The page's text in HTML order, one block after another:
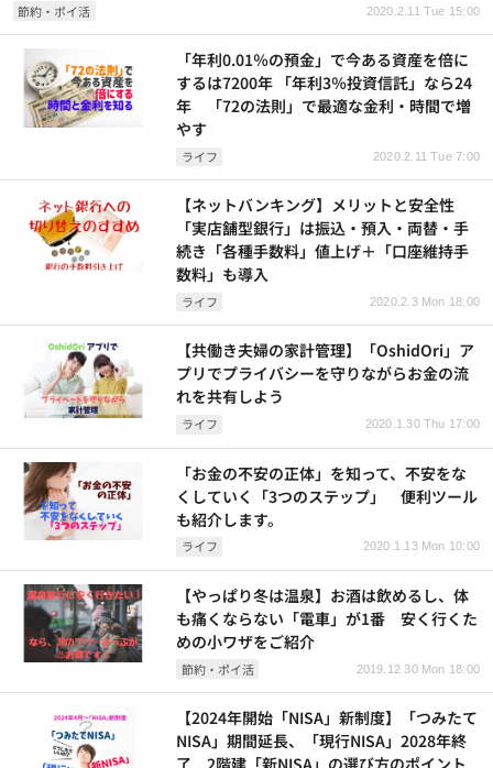
節約・ポイ活 2020.2.11 Tue 15:00
ライフ 2020.2.11 Tue 7:00
「年利0.01％の預金」で今ある資産を倍に
するは7200年 「年利3％投資信託」なら24
年 「72の法則」で最適な金利・時間で増
やす
ライフ 2020.2.3 Mon 18:00
【ネットバンキング】メリットと安全性
「実店舗型銀行」は振込・預入・両替・手
続き「各種手数料」値上げ＋「口座維持手
数料」も導入
ライフ 2020.1.30 Thu 17:00
【共働き夫婦の家計管理】「OshidOri」ア
プリでプライバシーを守りながらお金の流
れを共有しよう
ライフ 2020.1.13 Mon 10:00
「お金の不安の正体」を知って、不安をな
くしていく「3つのステップ」 便利ツール
も紹介します。
節約・ポイ活 2019.12.30 Mon 18:00
【やっぱり冬は温泉】お酒は飲めるし、体
も痛くならない「電車」が1番 安く行くた
めの小ワザをご紹介
【2024年開始「NISA」新制度】「つみたて
NISA」期間延長、「現行NISA」2028年終
了 2階建「新NISA」の選び方のポイント